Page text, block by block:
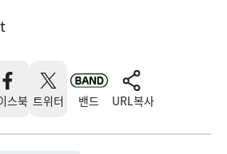
스북 트위터 밴드 URL복사